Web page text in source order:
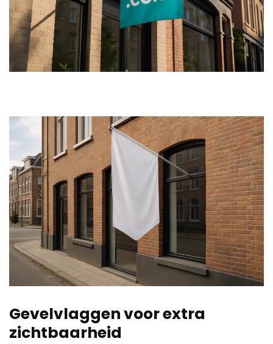
Gevelvlaggen voor extra
zichtbaarheid